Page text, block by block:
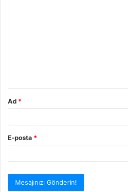
Ad *
E-posta *